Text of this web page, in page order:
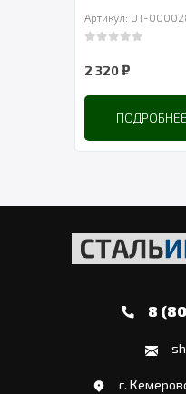
Артикул: UT-
2 320₽
ПОДРОБНЕЕ
8
г.